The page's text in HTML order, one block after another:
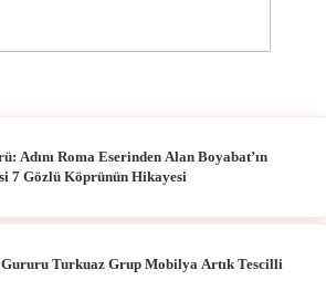
Adını Roma Eserinden Alan Boyabat’ın
7 Gözlü Köprünün Hikayesi
Gururu Turkuaz Grup Mobilya Artık Tescilli